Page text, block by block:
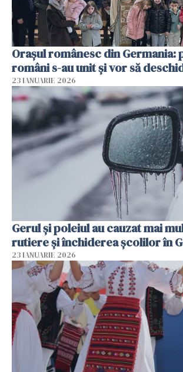
Orașul românesc din Germania:
români s-au unit și vor să
23 IANUARIE 2026
Gerul şi poleiul au cauzat mai
rutiere şi închiderea şcolilor în
23 IANUARIE 2026